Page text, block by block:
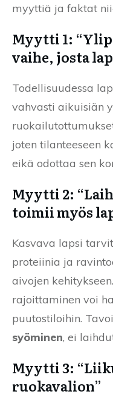
myyttiä ja faktat
Myytti 1:
vaihe, josta
Todellisuudessa
vahvasti aikuisiän
joten tilanteeseen
eikä odottaa sen
Myytti 2:
toimii myös
Kasvava lapsi
proteiinia ja
aivojen
rajoittaminen voi
puutostiloihin.
syöminen, ei
Myytti 3:
ruokavalion”